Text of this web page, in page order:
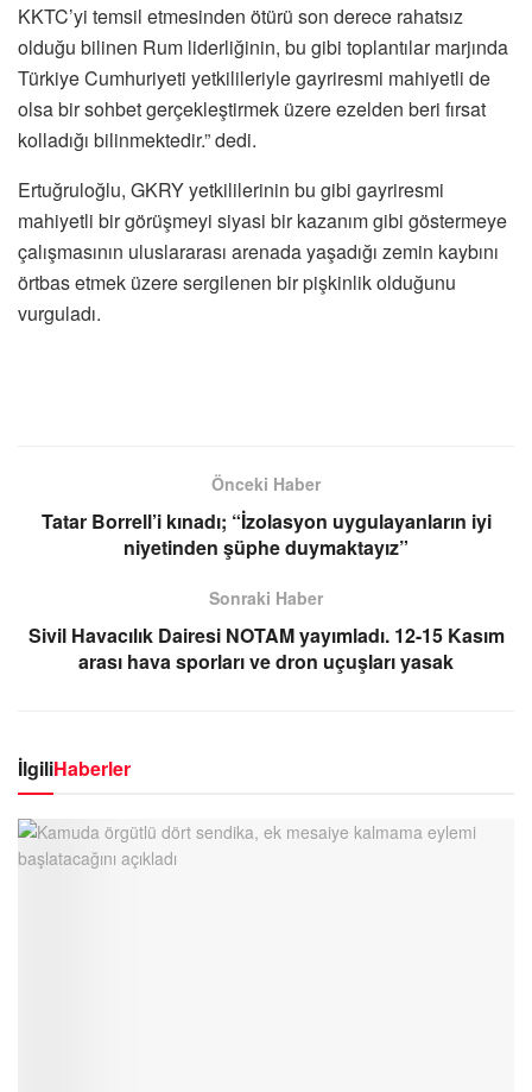
KKTC’yi temsil etmesinden ötürü son derece rahatsız
olduğu bilinen Rum liderliğinin, bu gibi toplantılar marjında
Türkiye Cumhuriyeti yetkilileriyle gayriresmi mahiyetli de
olsa bir sohbet gerçekleştirmek üzere ezelden beri fırsat
kolladığı bilinmektedir.” dedi.
Ertuğruloğlu, GKRY yetkililerinin bu gibi gayriresmi
mahiyetli bir görüşmeyi siyasi bir kazanım gibi göstermeye
çalışmasının uluslararası arenada yaşadığı zemin kaybını
örtbas etmek üzere sergilenen bir pişkinlik olduğunu
vurguladı.
Önceki Haber
Tatar Borrell’i kınadı; “İzolasyon uygulayanların iyi
niyetinden şüphe duymaktayız”
Sonraki Haber
Sivil Havacılık Dairesi NOTAM yayımladı. 12-15 Kasım
arası hava sporları ve dron uçuşları yasak
İlgiliHaberler